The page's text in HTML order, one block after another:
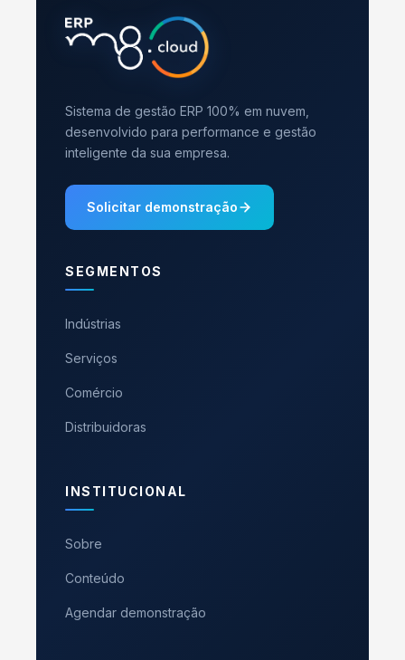
Sistema de gestão ERP 100% em nuvem,
desenvolvido para performance e gestão
inteligente da sua empresa.
Solicitar demonstração
SEGMENTOS
Indústrias
Serviços
Comércio
Distribuidoras
INSTITUCIONAL
Sobre
Conteúdo
Agendar demonstração